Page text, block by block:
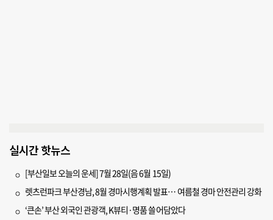
실시간 핫뉴스
[부산일보 오늘의 운세] 7월 28일(음 6월 15일)
렛츠런파크 부산경남, 8월 경마시행계획 발표… 여름철 경마 안전관리 강화
‘큰손’ 부산 외국인 관광객, K뷰티·명품 쓸어담았다